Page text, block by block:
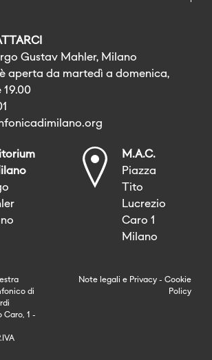
Gustav Mahler, Milano
aperta da martedì a domenica,
19.00
M.A.C.
Piazza
Tito
Lucrezio
Caro 1
Milano
di
Caro, 1 -
Note legali e Privacy - Cookie
Policy